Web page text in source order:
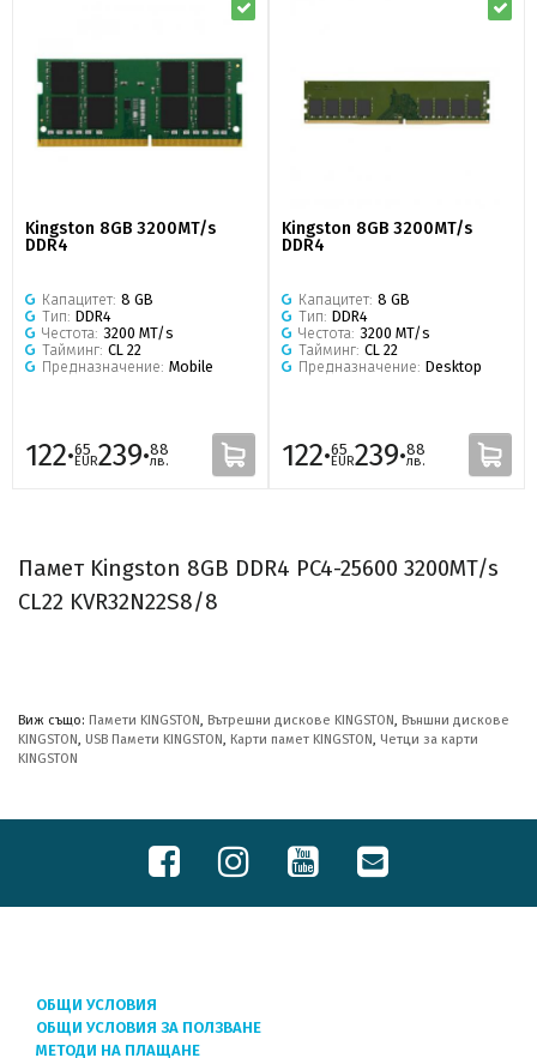
Kingston 8GB 3200MT/s
DDR4
Капацитет: 8 GB
Тип: DDR4
Честота: 3200 MT/s
Тайминг: CL 22
Предназначение: Mobile
122·65
EUR239·88
лв.
Kingston 8GB 3200MT/s
DDR4
Капацитет: 8 GB
Тип: DDR4
Честота: 3200 MT/s
Тайминг: CL 22
Предназначение: Desktop
122·65
EUR239·88
лв.
Памет Kingston 8GB DDR4 PC4-25600 3200MT/s
CL22 KVR32N22S8/8
Виж също: Памети KINGSTON, Вътрешни дискове KINGSTON, Външни дискове
KINGSTON, USB Памети KINGSTON, Карти памет KINGSTON, Четци за карти
KINGSTON
ОБЩИ УСЛОВИЯ
ОБЩИ УСЛОВИЯ ЗА ПОЛЗВАНЕ
МЕТОДИ НА ПЛАЩАНЕ